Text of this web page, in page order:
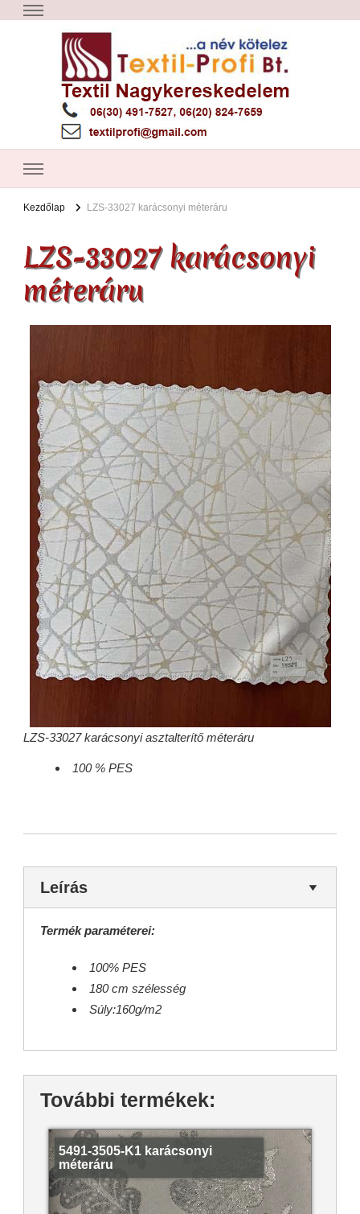
Textil Győr
Textil nagykereskedelem – Győr
Kezdőlap LZS-33027 karácsonyi méteráru
LZS-33027 karácsonyi
méteráru
LZS-33027 karácsonyi asztalterítő méteráru
100 % PES
Leírás
Termék paraméterei:
100% PES
180 cm szélesség
Súly:160g/m2
További termékek:
5491-3505-K1 karácsonyi
méteráru